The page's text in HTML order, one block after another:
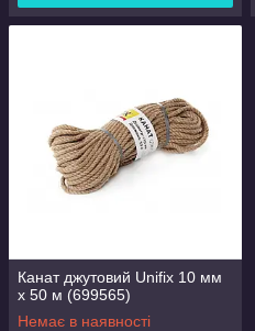
Канат джутовий Unifix 10 мм
x 50 м (699565)
Немає в наявності